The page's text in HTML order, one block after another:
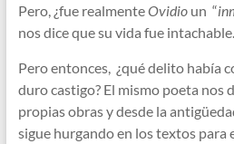
Pero, ¿fue realmenteOvidio un “
nos dice que su vida fue intachable.
Pero entonces, ¿qué delito había
duro castigo? El mismo poeta nos
propias obras y desde la
sigue hurgando en los textos para